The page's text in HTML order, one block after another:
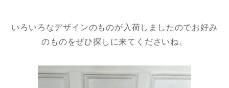
いろいろなデザインのものが入荷しましたのでお好み
のものをぜひ探しに来てくださいね。